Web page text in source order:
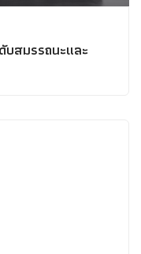
สมรรถนะและ